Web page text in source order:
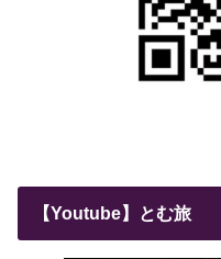
【Youtube】とむ旅